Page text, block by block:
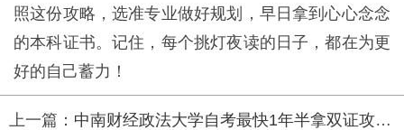
照这份攻略，选准专业做好规划，早日拿到心心念念
的本科证书。记住，每个挑灯夜读的日子，都在为更
好的自己蓄力！
上一篇： 中南财经政法大学自考最快1年半拿双证攻略来了！